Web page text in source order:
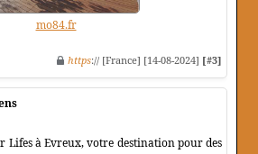
mo84.fr
https:// [France] [14-08-2024] [#3]
Lifes à Evreux, votre destination pour des